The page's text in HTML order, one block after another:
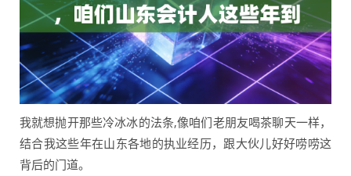
我就想抛开那些冷冰冰的法条,像咱们老朋友喝茶聊天一样，
结合我这些年在山东各地的执业经历，跟大伙儿好好唠唠这
背后的门道。